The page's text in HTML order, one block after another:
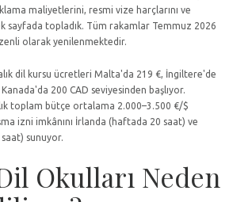
maliyetlerini, resmi vize harçlarını ve
sayfada topladık. Tüm rakamlar Temmuz 2026
olarak yenilenmektedir.
dil kursu ücretleri Malta'da 219 €, İngiltere'de
200 CAD seviyesinden başlıyor.
toplam bütçe ortalama 2.000–3.500 €/$
izni imkânını İrlanda (haftada 20 saat) ve
sunuyor.
Okulları Neden